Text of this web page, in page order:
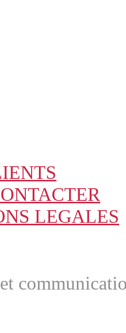
LEGALES